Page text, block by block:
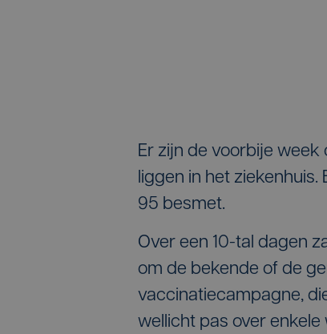
Er zijn de voorbije
liggen in het
95 besmet.
Over een 10-tal dagen
om de bekende of de
vaccinatiecampagne,
wellicht pas over enkele